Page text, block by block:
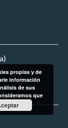
propias y de
información
de sus
que